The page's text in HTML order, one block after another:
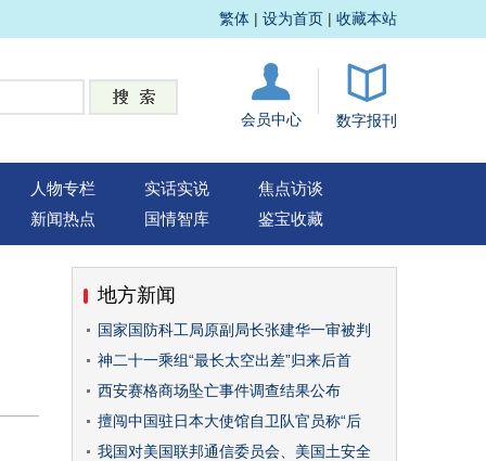
繁体 | 设为首页 | 收藏本站
会员中心 数字报刊
人物专栏 实话实说
焦点访谈
新闻热点 国情智库 鉴宝收藏
地方新闻
国家国防科工局原副局长张建华一审被判
神二十一乘组“最长太空出差”归来后首
西安赛格商场坠亡事件调查结果公布
擅闯中国驻日本大使馆自卫队官员称“后
我国对美国联邦通信委员会、美国土安全